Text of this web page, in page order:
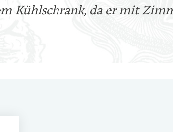
Kühlschrank, da er mit